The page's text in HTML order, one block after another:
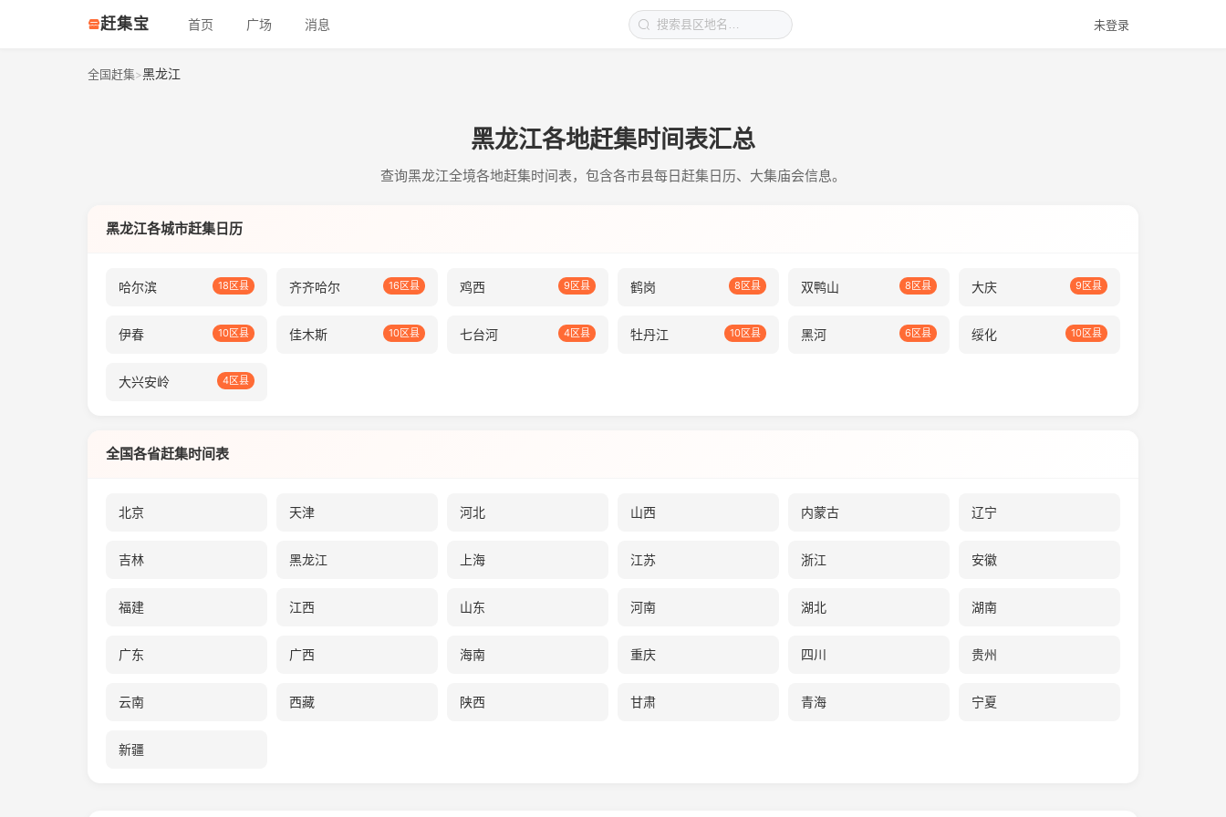
赶集宝 首页 广场 消息 未登录
全国赶集>黑龙江
黑龙江各地赶集时间表汇总
查询黑龙江全境各地赶集时间表，包含各市县每日赶集日历、大集庙会信息。
黑龙江各城市赶集日历
哈尔滨 18区县 齐齐哈尔 16区县 鸡西 9区县 鹤岗 8区县 双鸭山 8区县 大庆 9区县
伊春 10区县 佳木斯 10区县 七台河 4区县 牡丹江 10区县 黑河 6区县 绥化 10区县
大兴安岭 4区县
全国各省赶集时间表
北京 天津 河北 山西 内蒙古 辽宁
吉林 黑龙江 上海 江苏 浙江 安徽
福建 江西 山东 河南 湖北 湖南
广东 广西 海南 重庆 四川 贵州
云南 西藏 陕西 甘肃 青海 宁夏
新疆